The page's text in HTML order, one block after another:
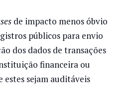
de impacto menos óbvio
públicos para envio
dos dados de transações
financeira ou
estes sejam auditáveis